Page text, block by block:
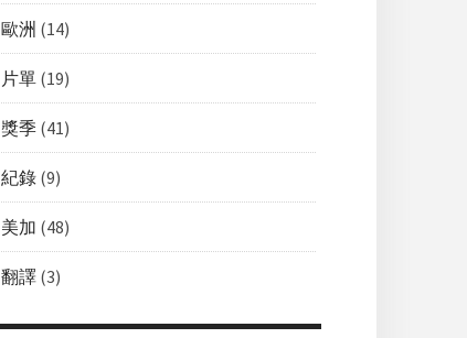
歐洲 (14)
片單 (19)
獎季 (41)
紀錄 (9)
美加 (48)
翻譯 (3)